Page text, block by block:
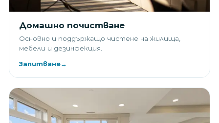
Домашно почистване
Основно и поддържащо чистене на жилища,
мебели и дезинфекция.
Запитване→